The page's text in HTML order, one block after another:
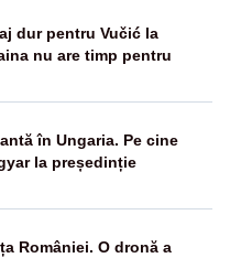
dur pentru Vučić la
nu are timp pentru
în Ungaria. Pe cine
la președinție
României. O dronă a